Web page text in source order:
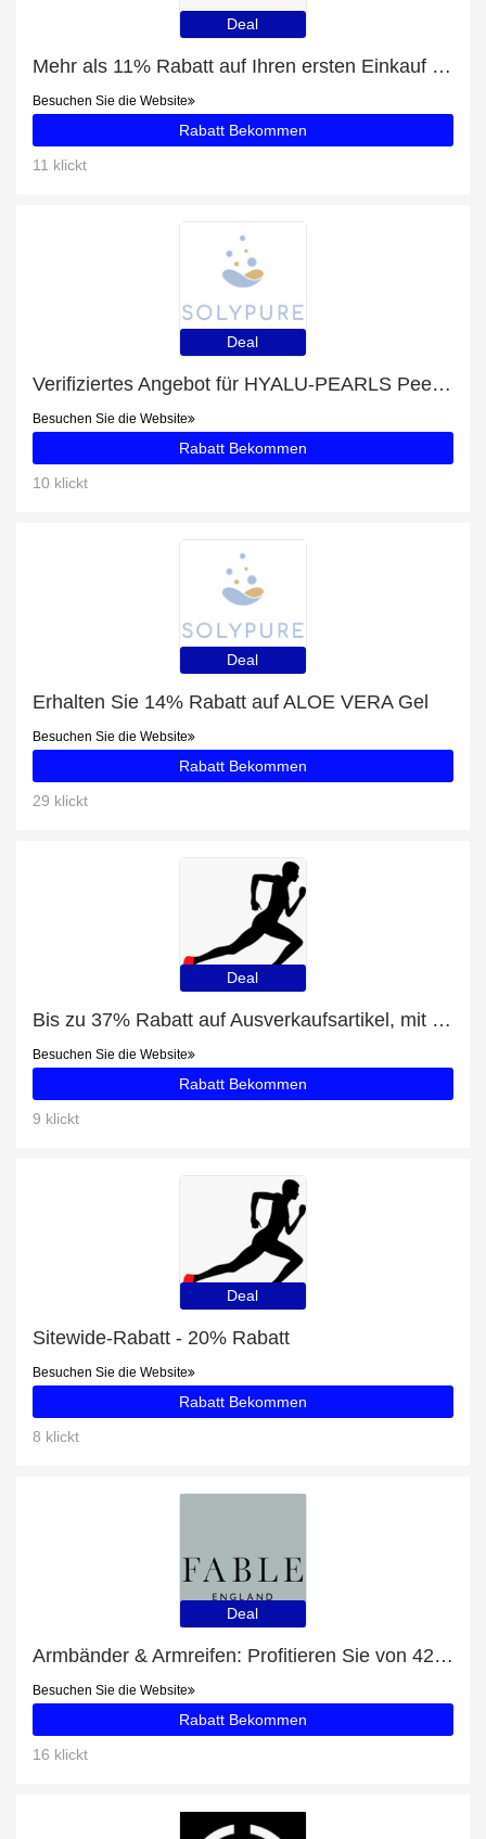
Deal
Mehr als 11% Rabatt auf Ihren ersten Einkauf plus 5% Rabatt auf iPhone SE 2022
Besuchen Sie die Website
Rabatt Bekommen
11 klickt
Deal
Verifiziertes Angebot für HYALU-PEARLS Peeling Serum 10%: 10% Rabatt
Besuchen Sie die Website
Rabatt Bekommen
10 klickt
Deal
Erhalten Sie 14% Rabatt auf ALOE VERA Gel
Besuchen Sie die Website
Rabatt Bekommen
29 klickt
Deal
Bis zu 37% Rabatt auf Ausverkaufsartikel, mit zusätzlichen Rabatten für Mizuno WAVE ULTIMA 12 ROSA WEISS DAMEN J1GD211804
Besuchen Sie die Website
Rabatt Bekommen
9 klickt
Deal
Sitewide-Rabatt - 20% Rabatt
Besuchen Sie die Website
Rabatt Bekommen
8 klickt
Deal
Armbänder & Armreifen: Profitieren Sie von 42% Rabatt auf Ihren Einkauf
Besuchen Sie die Website
Rabatt Bekommen
16 klickt